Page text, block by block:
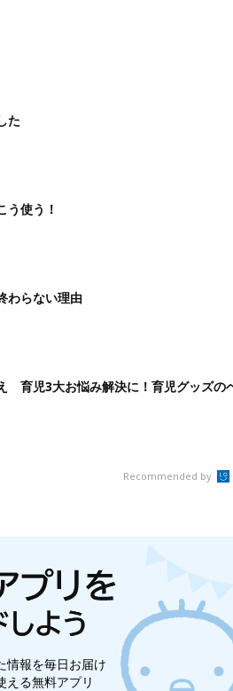
た
う使う！
わらない理由
育児3大お悩み解決に！育児グッズの
Recommended by
情報を毎日お届け
える無料アプリ